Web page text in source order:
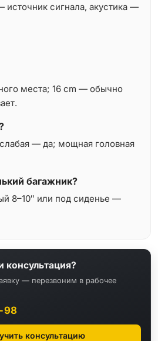
источник сигнала, акустика —
места; 16 cm — обычно
— да; мощная головная
багажник?
8–10″ или под сиденье —
— перезвоним в рабочее
98
консультацию